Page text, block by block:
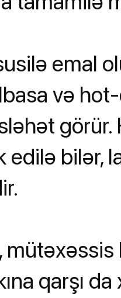
emal
və
edilə bilər,
qarşı